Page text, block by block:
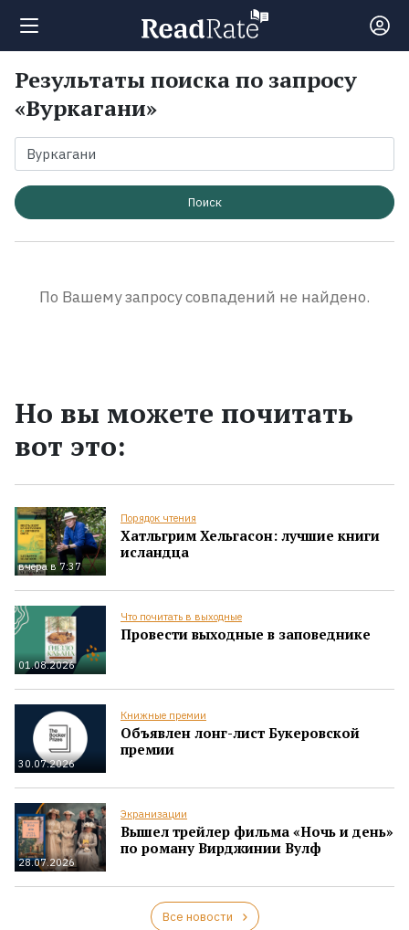
Поиск
Новости
Рейтинги
Результаты поиска по запросу
«Вуркагани»
Поиск
По Вашему запросу совпадений не найдено.
Но вы можете почитать
вот это:
вчера в 7:37
Порядок чтения
Хатльгрим Хельгасон: лучшие книги
исландца
01.08.2026
Что почитать в выходные
Провести выходные в заповеднике
30.07.2026
Книжные премии
Объявлен лонг-лист Букеровской
премии
28.07.2026
Экранизации
Вышел трейлер фильма «Ночь и день»
по роману Вирджинии Вулф
Все новости